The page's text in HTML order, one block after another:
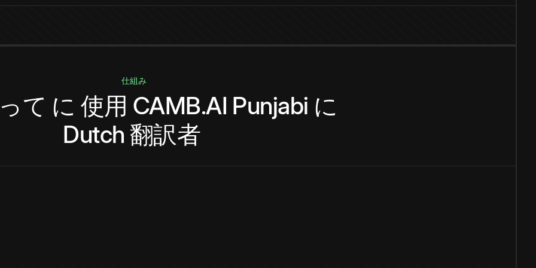
仕組み
て に 使用 CAMB.AI Punjabi に
Dutch 翻訳者